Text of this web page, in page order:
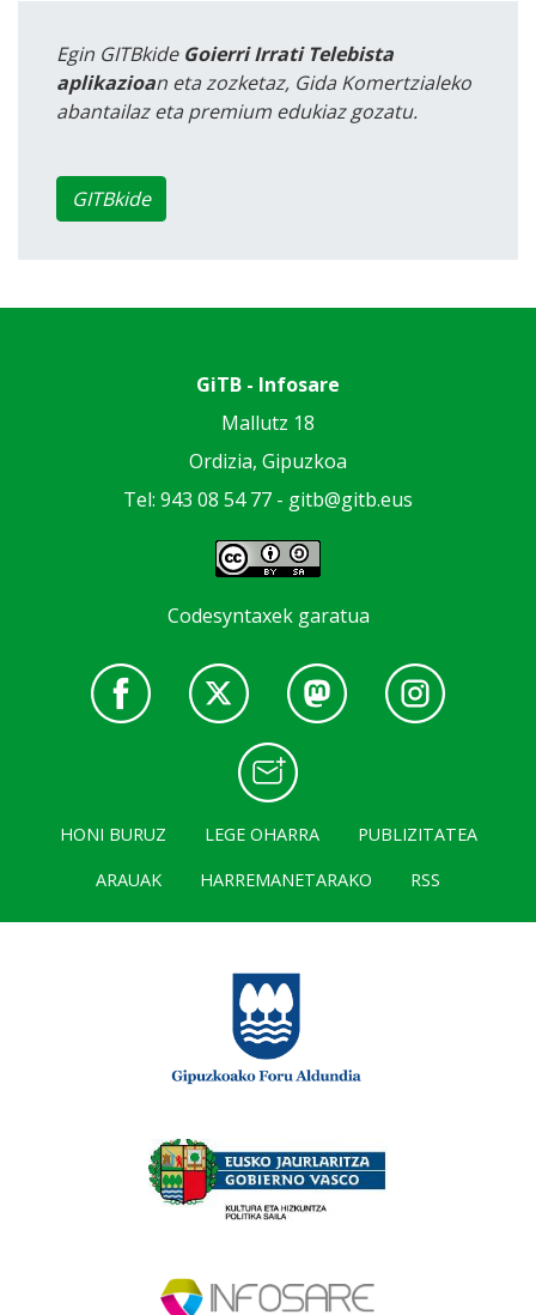
Egin GITBkide Goierri Irrati Telebista
aplikazioan eta zozketaz, Gida Komertzialeko
abantailaz eta premium edukiaz gozatu.
GITBkide
GiTB - Infosare
Mallutz 18
Ordizia, Gipuzkoa
Tel: 943 08 54 77 - gitb@gitb.eus
Codesyntaxek garatua
HONI BURUZ LEGE OHARRA
PUBLIZITATEA
ARAUAK
HARREMANETARAKO RSS